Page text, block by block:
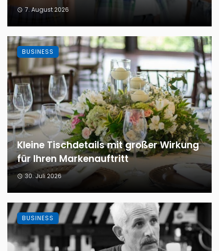
7. August 2026
Kleine Tischdetails mit großer Wirkung
für Ihren Markenauftritt
30. Juli 2026
BUSINESS
BUSINESS